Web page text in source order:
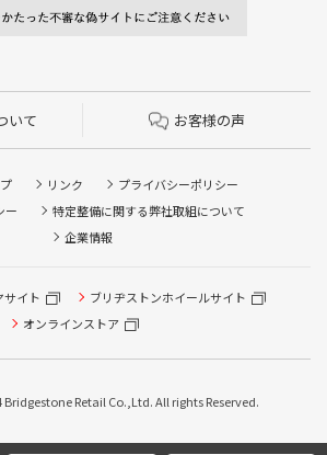
いて お客様の声
リンク
プライバシーポリシー
ー
特定整備に関する弊社取組について
企業情報
サイト
ブリヂストンホイールサイト
オンラインストア
Retail Co.,Ltd. All rights Reserved.
点検/タイヤ履き替え/オイル交換/その他
約
替え順番待ち予約 ※クローク契約会員の